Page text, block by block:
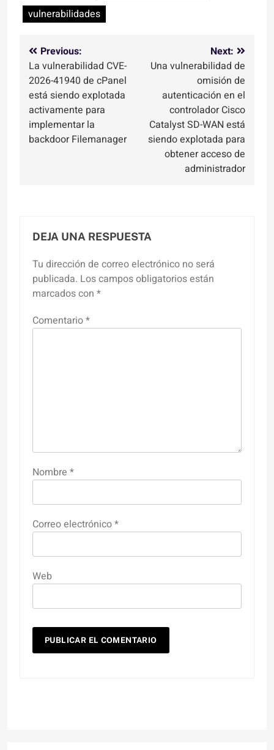
vulnerabilidades
Navegación
de
entradas
Previous:
La vulnerabilidad CVE-
2026-41940 de cPanel
está siendo explotada
activamente para
implementar la
backdoor Filemanager
Next:
Una vulnerabilidad de
omisión de
autenticación en el
controlador Cisco
Catalyst SD-WAN está
siendo explotada para
obtener acceso de
administrador
DEJA UNA RESPUESTA
Tu dirección de correo electrónico no será
publicada. Los campos obligatorios están
marcados con *
Comentario*
Nombre *
Correo electrónico*
Web